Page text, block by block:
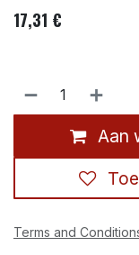
17,31 €
Aan
Terms and